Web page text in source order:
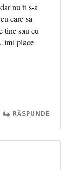
nu ti s-a
care sa
tine sau cu
place
RĂSPUNDE